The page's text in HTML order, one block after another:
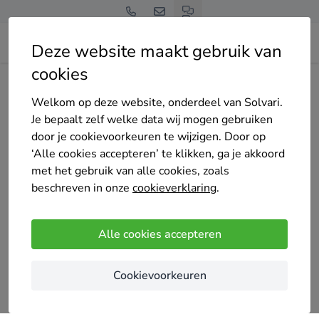
Deze website maakt gebruik van
cookies
Welkom op deze website, onderdeel van Solvari.
Je bepaalt zelf welke data wij mogen gebruiken
door je cookievoorkeuren te wijzigen. Door op
‘Alle cookies accepteren’ te klikken, ga je akkoord
met het gebruik van alle cookies, zoals
beschreven in onze cookieverklaring.
Alle cookies accepteren
Cookievoorkeuren
Home Bedrijven overzicht
A SECURITY
Nog geen reviews
Oelegem-Ranst
A-Security installeert alarmsystemen op maat van